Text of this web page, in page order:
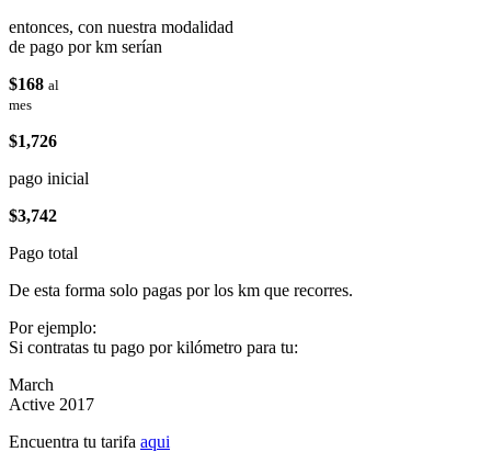
entonces, con nuestra modalidad
de pago por km serían
$168 al
mes
$1,726
pago inicial
$3,742
Pago total
De esta forma solo pagas por los km que recorres.
Por ejemplo:
Si contratas tu pago por kilómetro para tu:
March
Active 2017
Encuentra tu tarifa aqui